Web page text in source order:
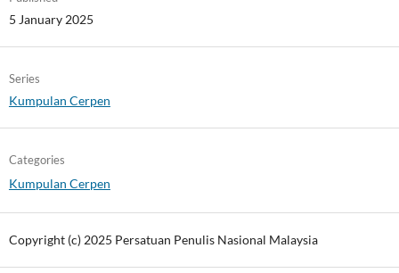
5 January 2025
Series
Kumpulan Cerpen
Categories
Kumpulan Cerpen
Copyright (c) 2025 Persatuan Penulis Nasional Malaysia